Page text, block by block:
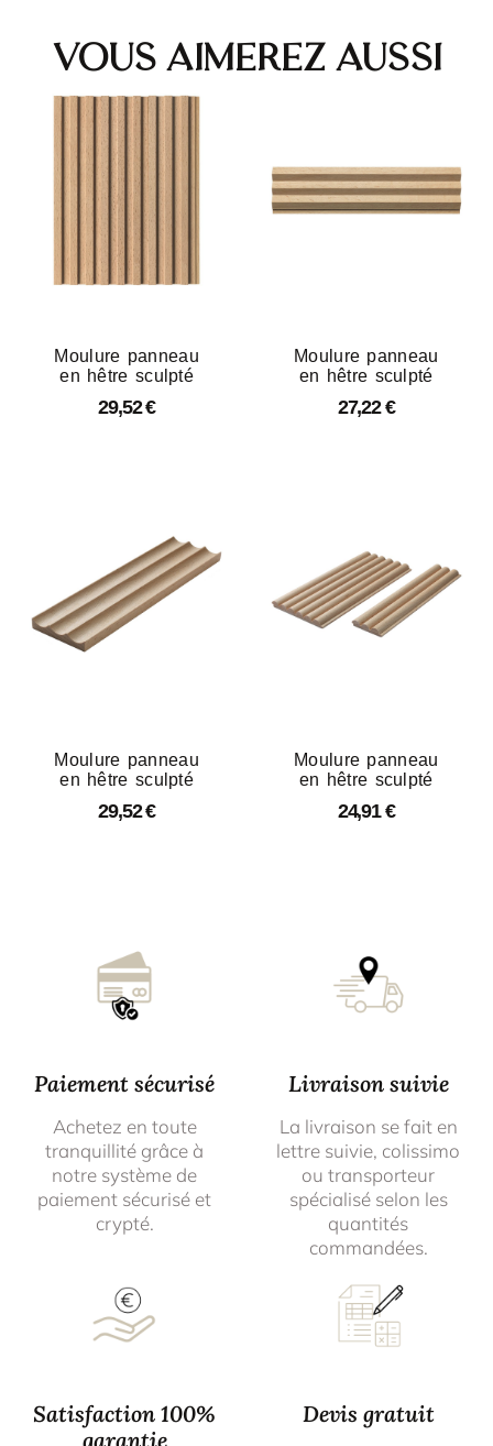
Vous aimerez aussi
Moulure panneau
en hêtre sculpté
29,52€
Moulure panneau
en hêtre sculpté
27,22€
Moulure panneau
en hêtre sculpté
29,52€
Moulure panneau
en hêtre sculpté
24,91€
Paiement sécurisé
Achetez en toute
tranquillité grâce à
notre système de
paiement sécurisé et
crypté.
Livraison suivie
La livraison se fait en
lettre suivie, colissimo
ou transporteur
spécialisé selon les
quantités
commandées.
Satisfaction 100%
garantie
Devis gratuit